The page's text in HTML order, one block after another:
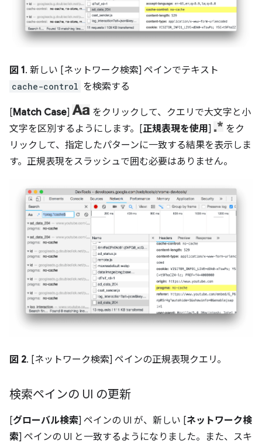
図 1. 新しい [ネットワーク検索] ペインでテキスト
cache-control を検索する
[Match Case]
をクリックして、クエリで大文字と小
文字を区別するようにします。[正規表現を使用]
をク
リックして、指定したパターンに一致する結果を表示しま
す。正規表現をスラッシュで囲む必要はありません。
図 2. [ネットワーク検索] ペインの正規表現クエリ。
検索ペインの UI の更新
[グローバル検索] ペインの UI が、新しい [ネットワーク検
索] ペインの UI と一致するようになりました。また、スキ